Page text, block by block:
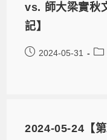
vs. 師大梁實秋
記】
2024-05-31
2024-05-24【